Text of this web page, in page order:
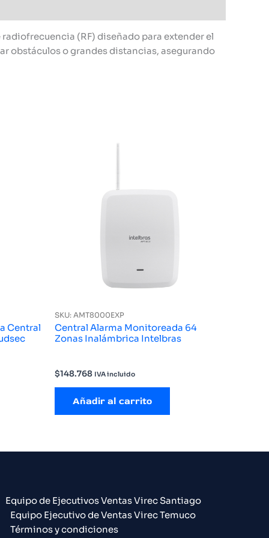
(RF) diseñado para extender el
obstáculos o grandes distancias, asegurando
Central
SKU: AMT8000EXP
Central Alarma Monitoreada 64
Zonas Inalámbrica Intelbras
$148.768 IVA incluido
Añadir al carrito
Equipo de Ejecutivos Ventas Virec Santiago
Equipo Ejecutivo de Ventas Virec Temuco
Términos y condiciones